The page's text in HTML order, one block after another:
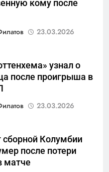
кому после
23.03.2026
узнал о
после проигрыша в
23.03.2026
сборной Колумбии
после потери
матче
Отечества»
беспилотник»
показуха? Что
И ОБЛАСТЬ
и уязвимости
неба: Силовой